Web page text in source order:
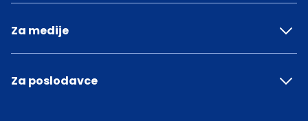
Za medije
Za poslodavce